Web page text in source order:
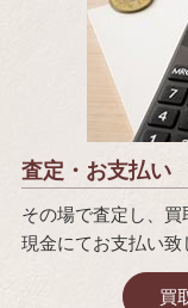
査定・お支払い
その場で査定し、
現金にてお支払い致
買